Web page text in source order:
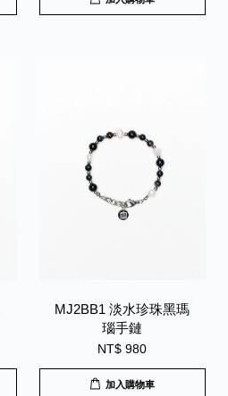
MJ2BB1 淡水珍珠黑瑪
瑙手鏈
NT$ 980
加入購物車